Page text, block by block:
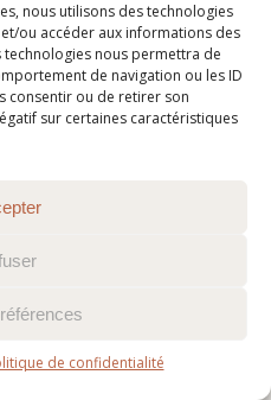
nous utilisons des technologies
ou accéder aux informations des
nous permettra de
de navigation ou les ID
consentir ou de retirer son
sur certaines caractéristiques
de confidentialité